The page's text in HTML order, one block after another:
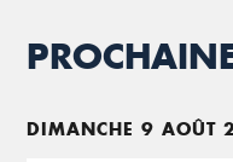
DIMANCHE 9 AOÛT